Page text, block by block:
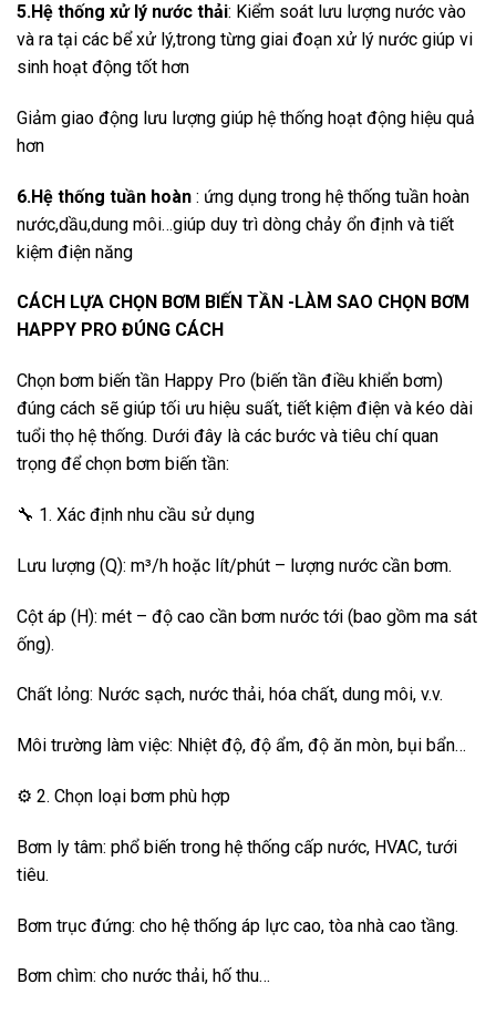
5.Hệ thống xử lý nước thải: Kiểm soát lưu lượng nước vào
và ra tại các bể xử lý,trong từng giai đoạn xử lý nước giúp vi
sinh hoạt động tốt hơn
Giảm giao động lưu lượng giúp hệ thống hoạt động hiệu quả
hơn
6.Hệ thống tuần hoàn : ứng dụng trong hệ thống tuần hoàn
nước,dầu,dung môi…giúp duy trì dòng chảy ổn định và tiết
kiệm điện năng
CÁCH LỰA CHỌN BƠM BIẾN TẦN -LÀM SAO CHỌN BƠM
HAPPY PRO ĐÚNG CÁCH
Chọn bơm biến tần Happy Pro (biến tần điều khiển bơm)
đúng cách sẽ giúp tối ưu hiệu suất, tiết kiệm điện và kéo dài
tuổi thọ hệ thống. Dưới đây là các bước và tiêu chí quan
trọng để chọn bơm biến tần:
🔧 1. Xác định nhu cầu sử dụng
Lưu lượng (Q): m³/h hoặc lít/phút – lượng nước cần bơm.
Cột áp (H): mét – độ cao cần bơm nước tới (bao gồm ma sát
ống).
Chất lỏng: Nước sạch, nước thải, hóa chất, dung môi, v.v.
Môi trường làm việc: Nhiệt độ, độ ẩm, độ ăn mòn, bụi bẩn…
⚙️ 2. Chọn loại bơm phù hợp
Bơm ly tâm: phổ biến trong hệ thống cấp nước, HVAC, tưới
tiêu.
Bơm trục đứng: cho hệ thống áp lực cao, tòa nhà cao tầng.
Bơm chìm: cho nước thải, hố thu…